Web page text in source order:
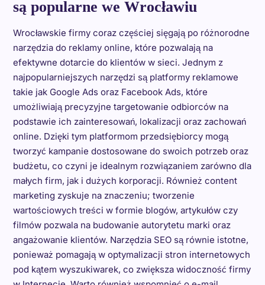
są popularne we Wrocławiu
Wrocławskie firmy coraz częściej sięgają po różnorodne
narzędzia do reklamy online, które pozwalają na
efektywne dotarcie do klientów w sieci. Jednym z
najpopularniejszych narzędzi są platformy reklamowe
takie jak Google Ads oraz Facebook Ads, które
umożliwiają precyzyjne targetowanie odbiorców na
podstawie ich zainteresowań, lokalizacji oraz zachowań
online. Dzięki tym platformom przedsiębiorcy mogą
tworzyć kampanie dostosowane do swoich potrzeb oraz
budżetu, co czyni je idealnym rozwiązaniem zarówno dla
małych firm, jak i dużych korporacji. Również content
marketing zyskuje na znaczeniu; tworzenie
wartościowych treści w formie blogów, artykułów czy
filmów pozwala na budowanie autorytetu marki oraz
angażowanie klientów. Narzędzia SEO są równie istotne,
ponieważ pomagają w optymalizacji stron internetowych
pod kątem wyszukiwarek, co zwiększa widoczność firmy